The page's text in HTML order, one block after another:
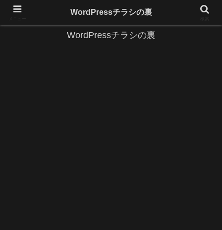
IT系に係る基礎的な情報と便利な使い方を更新します。
WordPressチラシの裏
WordPressチラシの裏